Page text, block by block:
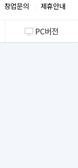
창업문의 제휴안내
PC버전